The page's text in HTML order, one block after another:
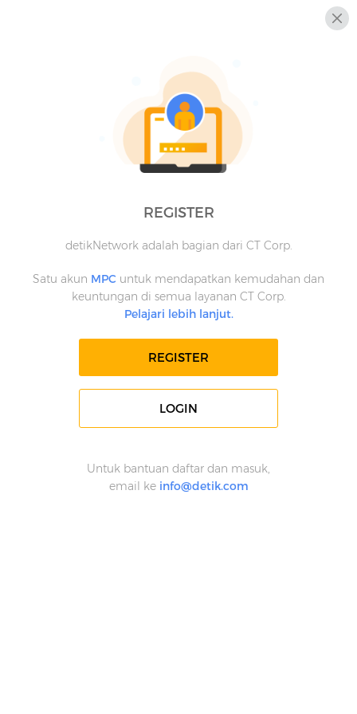
REGISTER
detikNetwork adalah bagian dari CT Corp.
Satu akun MPC untuk mendapatkan kemudahan dan
keuntungan di semua layanan CT Corp.
Pelajari lebih lanjut.
REGISTER
LOGIN
Untuk bantuan daftar dan masuk,
email ke info@detik.com